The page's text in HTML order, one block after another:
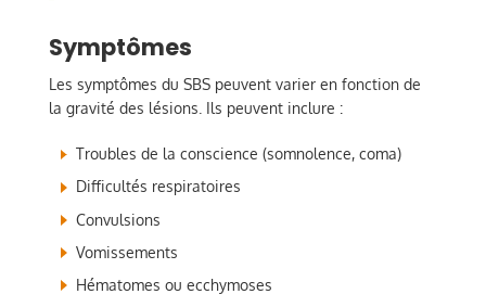
Symptômes
Les symptômes du SBS peuvent varier en fonction de
la gravité des lésions. Ils peuvent inclure :
Troubles de la conscience (somnolence, coma)
Difficultés respiratoires
Convulsions
Vomissements
Hématomes ou ecchymoses